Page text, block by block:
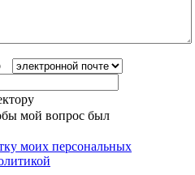
мой вопрос был
моих персональных